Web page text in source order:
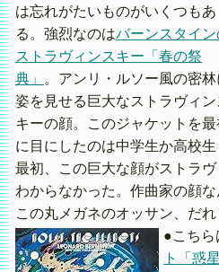
は忘れがたいものがいくつもあ
る。強烈なのはバーンスタイン
ストラヴィンスキー「春の祭
典」
。アンリ・ルソー風の密林
姿を見せる巨大なストラヴィン
キーの顔。このジャケットを最
に目にしたのは中学生か高校生
最初、この巨大な顔がストラ
わからなかった。作曲家の顔な
この丸メガネのオッサン、だれ
●こちら
ト「惑星